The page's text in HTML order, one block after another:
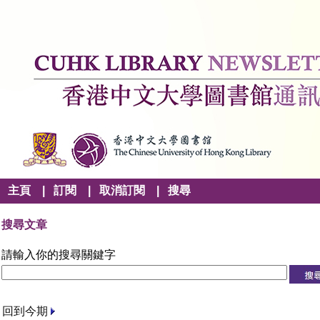
主頁 訂閱 取消訂閱 搜尋
搜尋文章
請輸入你的搜尋關鍵字
回到今期